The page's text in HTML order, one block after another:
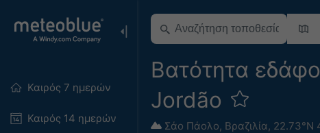
Καιρός 7 ημερών
Καιρός 14 ημερών
Βατότητα
Jordão
Σάο Πάολο, Βραζιλία, 22.73°Ν